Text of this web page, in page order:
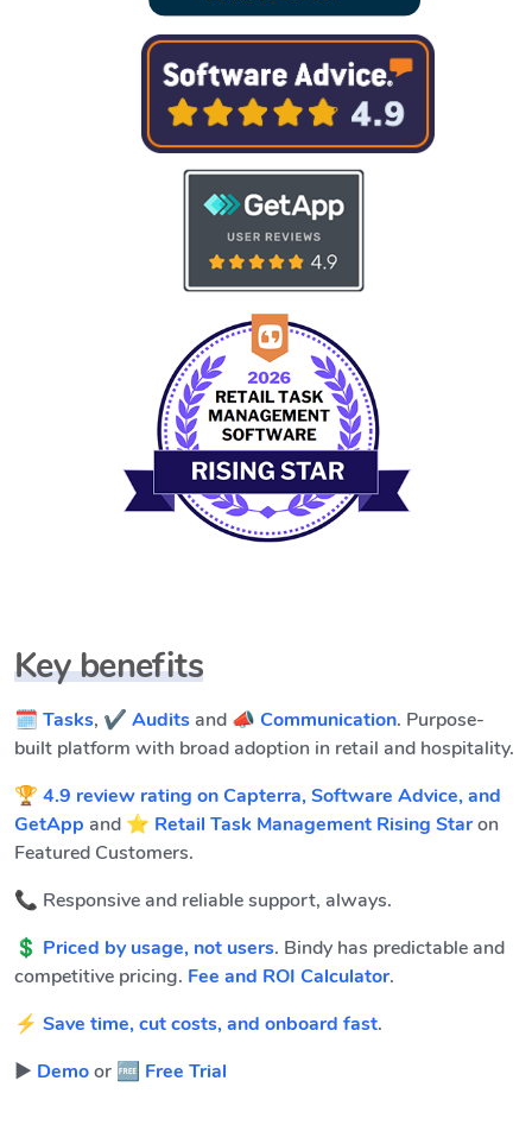
Key benefits
🗓️ Tasks, ✔️ Audits and 📣 Communication. Purpose-
built platform with broad adoption in retail and hospitality.
🏆 4.9 review rating on Capterra, Software Advice, and
GetApp and ⭐ Retail Task Management Rising Staron
Featured Customers.
📞 Responsive and reliable support, always.
💲 Priced by usage, not users. Bindy has predictable and
competitive pricing. Fee and ROI Calculator.
⚡ Save time, cut costs, and onboard fast.
▶️ Demoor 🆓 Free Trial